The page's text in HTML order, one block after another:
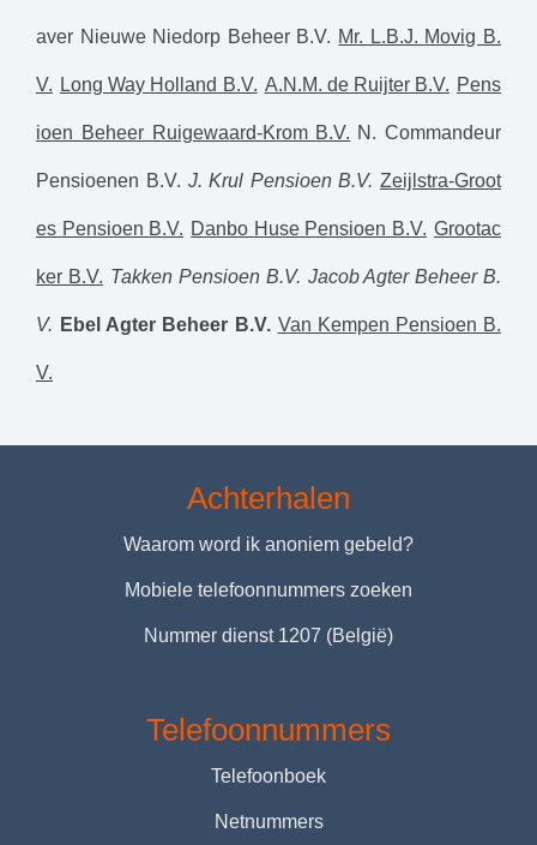
aver Nieuwe Niedorp Beheer B.V. Mr. L.B.J. Movig B.
V. Long Way Holland B.V. A.N.M. de Ruijter B.V. Pens
ioen Beheer Ruigewaard-Krom B.V. N. Commandeur
Pensioenen B.V. J. Krul Pensioen B.V. Zeijlstra-Groot
es Pensioen B.V. Danbo Huse Pensioen B.V. Grootac
ker B.V. Takken Pensioen B.V. Jacob Agter Beheer B.
V. Ebel Agter Beheer B.V. Van Kempen Pensioen B.
V.
Achterhalen
Waarom word ik anoniem gebeld?
Mobiele telefoonnummers zoeken
Nummer dienst 1207 (België)
Telefoonnummers
Telefoonboek
Netnummers